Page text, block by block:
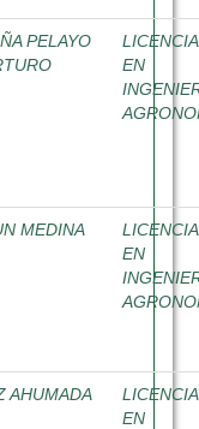
PELAYO
EN
MEDINA
EN
AHUMADA
EN